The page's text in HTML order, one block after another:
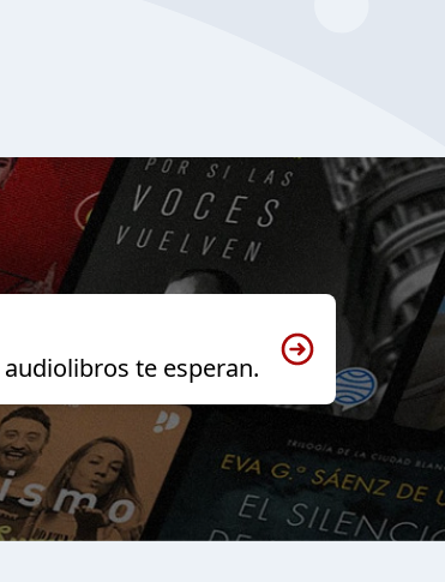
te esperan.